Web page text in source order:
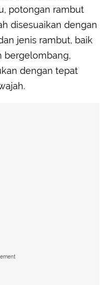
potongan rambut
disesuaikan dengan
jenis rambut, baik
bergelombang,
dengan tepat